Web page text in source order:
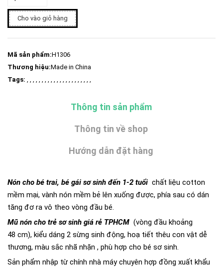
Cho vào giỏ hàng
Mã sản phẩm:H1306
Thương hiệu:Made in China
Tags: , , , , , , , , , , , , , , , , , , , , , ,
Thông tin sản phẩm
Thông tin về shop
Hướng dẫn đặt hàng
Nón cho bé trai, bé gái sơ sinh đến 1-2 tuổi chất liệu cotton
mềm mại, vành nón mềm bẻ lên xuống được, phía sau có dán
tăng đơ ra vô theo vòng đầu bé.
Mũ nón cho trẻ sơ sinh giá rẻ TPHCM (vòng đầu khoảng
48 cm), kiểu dáng 2 sừng sinh động, hoạ tiết thêu con vật dễ
thương, màu sắc nhã nhặn , phù hợp cho bé sơ sinh.
Sản phẩm nhập từ chính nhà máy chuyên hợp đồng xuất khẩu